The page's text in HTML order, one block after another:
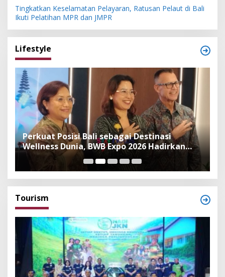
Tingkatkan Keselamatan Pelayaran, Ratusan Pelaut di Bali
Ikuti Pelatihan MPR dan JMPR
Lifestyle
Perkuat Posisi Bali sebagai Destinasi
Wellness Dunia, BWB Expo 2026 Hadirkan
Exhibitor Nasional dan Global
Tourism